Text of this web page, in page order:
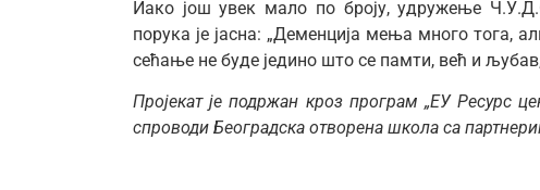
Иако још увек мало по броју, удружење
порука је јасна: „Деменција мења много тога,
сећање не буде једино што се памти, већ и
Пројекат је подржан кроз програм „ЕУ Ресурс
спроводи Београдска отворена школа са